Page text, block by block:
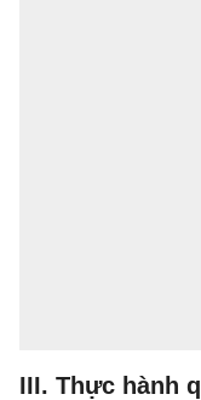
III. Thực hành